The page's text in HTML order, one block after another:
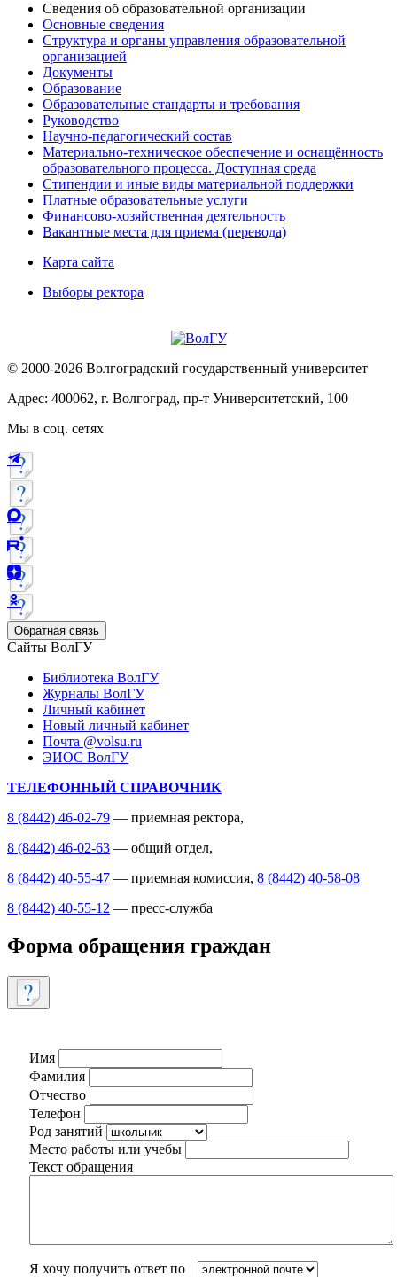
Сведения об образовательной организации
Основные сведения
Структура и органы управления образовательной
организацией
Документы
Образование
Образовательные стандарты и требования
Руководство
Научно-педагогический состав
Материально-техническое обеспечение и оснащённость
образовательного процесса. Доступная среда
Стипендии и иные виды материальной поддержки
Платные образовательные услуги
Финансово-хозяйственная деятельность
Вакантные места для приема (перевода)
Карта сайта
Выборы ректора
© 2000-2026 Волгоградский государственный университет
Адрес: 400062, г. Волгоград, пр-т Университетский, 100
Мы в соц. сетях
Обратная связь
Сайты ВолГУ
Библиотека ВолГУ
Журналы ВолГУ
Личный кабинет
Новый личный кабинет
Почта @volsu.ru
ЭИОС ВолГУ
ТЕЛЕФОННЫЙ СПРАВОЧНИК
8 (8442) 46-02-79 — приемная ректора,
8 (8442) 46-02-63 — общий отдел,
8 (8442) 40-55-47 — приемная комиссия, 8 (8442) 40-58-08
8 (8442) 40-55-12 — пресс-служба
Форма обращения граждан
Имя
Фамилия
Отчество
Телефон
Род занятий
Место работы или учебы
Текст обращения
Я хочу получить ответ по